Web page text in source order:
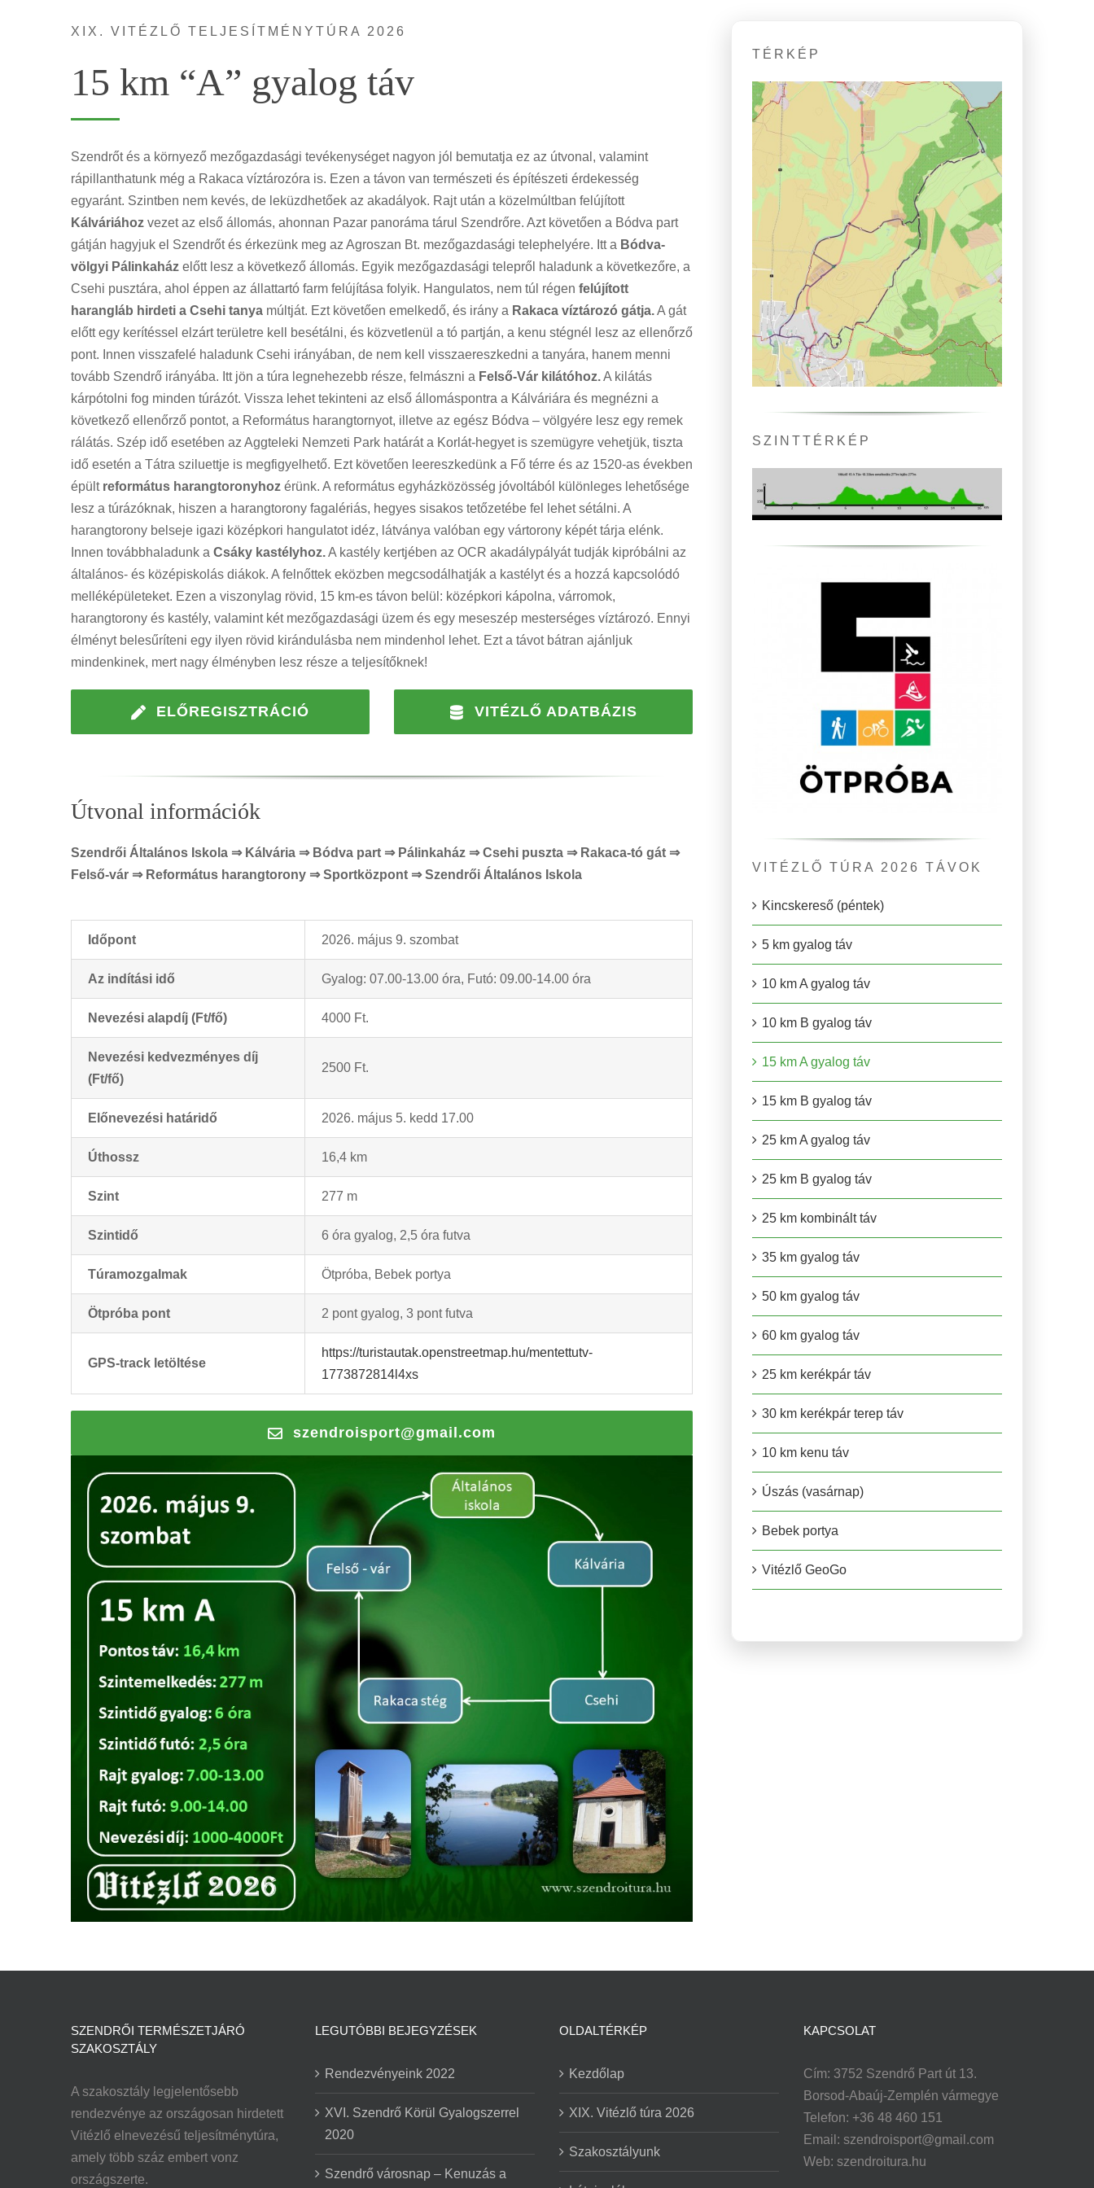
XIX. VITÉZLŐ TELJESÍTMÉNYTÚRA 2026
15 km “A” gyalog táv
Szendrőt és a környező mezőgazdasági tevékenységet nagyon jól bemutatja ez az útvonal, valamint
rápillanthatunk még a Rakaca víztározóra is. Ezen a távon van természeti és építészeti érdekesség
egyaránt. Szintben nem kevés, de leküzdhetőek az akadályok. Rajt után a közelmúltban felújított
Kálváriához vezet az első állomás, ahonnan Pazar panoráma tárul Szendrőre. Azt követően a Bódva part
gátján hagyjuk el Szendrőt és érkezünk meg az Agroszan Bt. mezőgazdasági telephelyére. Itt a Bódva-
völgyi Pálinkaház előtt lesz a következő állomás. Egyik mezőgazdasági telepről haladunk a következőre, a
Csehi pusztára, ahol éppen az állattartó farm felújítása folyik. Hangulatos, nem túl régen felújított
harangláb hirdeti a Csehi tanya múltját. Ezt követően emelkedő, és irány a Rakaca víztározó gátja.A gát
előtt egy kerítéssel elzárt területre kell besétálni, és közvetlenül a tó partján, a kenu stégnél lesz az ellenőrző
pont. Innen visszafelé haladunk Csehi irányában, de nem kell visszaereszkedni a tanyára, hanem menni
tovább Szendrő irányába. Itt jön a túra legnehezebb része, felmászni a Felső-Vár kilátóhoz.A kilátás
kárpótolni fog minden túrázót. Vissza lehet tekinteni az első állomáspontra a Kálváriára és megnézni a
következő ellenőrző pontot, a Református harangtornyot, illetve az egész Bódva – völgyére lesz egy remek
rálátás. Szép idő esetében az Aggteleki Nemzeti Park határát a Korlát-hegyet is szemügyre vehetjük, tiszta
idő esetén a Tátra sziluettje is megfigyelhető. Ezt követően leereszkedünk a Fő térre és az 1520-as években
épült református harangtoronyhoz érünk. A református egyházközösség jóvoltából különleges lehetősége
lesz a túrázóknak, hiszen a harangtorony fagalériás, hegyes sisakos tetőzetébe fel lehet sétálni. A
harangtorony belseje igazi középkori hangulatot idéz, látványa valóban egy vártorony képét tárja elénk.
Innen továbbhaladunk a Csáky kastélyhoz.A kastély kertjében az OCR akadálypályát tudják kipróbálni az
általános- és középiskolás diákok. A felnőttek eközben megcsodálhatják a kastélyt és a hozzá kapcsolódó
melléképületeket. Ezen a viszonylag rövid, 15 km-es távon belül: középkori kápolna, várromok,
harangtorony és kastély, valamint két mezőgazdasági üzem és egy meseszép mesterséges víztározó. Ennyi
élményt belesűríteni egy ilyen rövid kirándulásba nem mindenhol lehet. Ezt a távot bátran ajánljuk
mindenkinek, mert nagy élményben lesz része a teljesítőknek!
ELŐREGISZTRÁCIÓ VITÉZLŐ ADATBÁZIS
Útvonal információk
Szendrői Általános Iskola ⇒ Kálvária ⇒ Bódva part ⇒ Pálinkaház ⇒ Csehi puszta ⇒ Rakaca-tó gát ⇒
Felső-vár ⇒ Református harangtorony ⇒ Sportközpont ⇒ Szendrői Általános Iskola
Időpont 2026. május 9. szombat
Az indítási idő Gyalog: 07.00-13.00 óra, Futó: 09.00-14.00 óra
Nevezési alapdíj (Ft/fő) 4000 Ft.
Nevezési kedvezményes díj
(Ft/fő)
2500 Ft.
Előnevezési határidő 2026. május 5. kedd 17.00
Úthossz 16,4 km
Szint 277 m
Szintidő 6 óra gyalog, 2,5 óra futva
Túramozgalmak Ötpróba, Bebek portya
Ötpróba pont 2 pont gyalog, 3 pont futva
GPS-track letöltése
https://turistautak.openstreetmap.hu/mentettutv-
1773872814l4xs
szendroisport@gmail.com
TÉRKÉP
SZINTTÉRKÉP
VITÉZLŐ TÚRA 2026 TÁVOK
Kincskereső (péntek)
5 km gyalog táv
10 km A gyalog táv
10 km B gyalog táv
15 km A gyalog táv
15 km B gyalog táv
25 km A gyalog táv
25 km B gyalog táv
25 km kombinált táv
35 km gyalog táv
50 km gyalog táv
60 km gyalog táv
25 km kerékpár táv
30 km kerékpár terep táv
10 km kenu táv
Úszás (vasárnap)
Bebek portya
Vitézlő GeoGo
SZENDRŐI TERMÉSZETJÁRÓ
SZAKOSZTÁLY
A szakosztály legjelentősebb
rendezvénye az országosan hirdetett
Vitézlő elnevezésű teljesítménytúra,
amely több száz embert vonz
országszerte.
LEGUTÓBBI BEJEGYZÉSEK
Rendezvényeink 2022
XVI. Szendrő Körül Gyalogszerrel
2020
Szendrő városnap – Kenuzás a
OLDALTÉRKÉP
Kezdőlap
XIX. Vitézlő túra 2026
Szakosztályunk
KAPCSOLAT
Cím: 3752 Szendrő Part út 13.
Borsod-Abaúj-Zemplén vármegye
Telefon: +36 48 460 151
Email: szendroisport@gmail.com
Web: szendroitura.hu